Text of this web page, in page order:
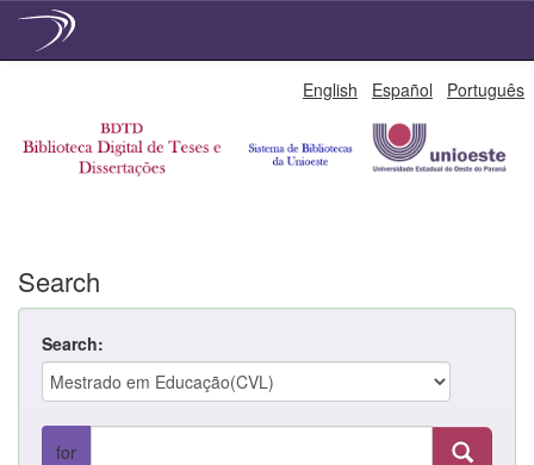
English Español Português
Search
Search:
for